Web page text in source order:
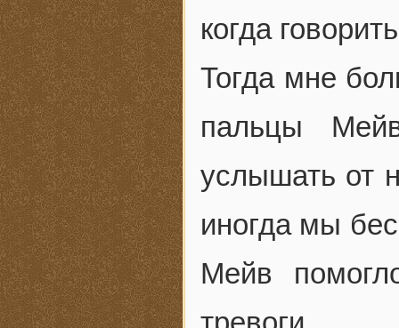
когда
Тогда мне
пальцы
услышать от
иногда мы
Мейв